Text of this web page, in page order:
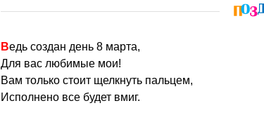
Ведь создан день 8 марта,
Для вас любимые мои!
Вам только стоит щелкнуть пальцем,
Исполнено все будет вмиг.